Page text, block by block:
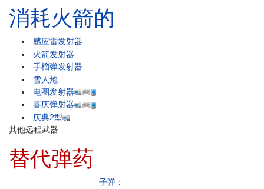
消耗火箭的
感应雷发射器
火箭发射器
手榴弹发射器
雪人炮
电圈发射器
喜庆弹射器
庆典2型
其他远程武器
替代弹药
子弹 ：